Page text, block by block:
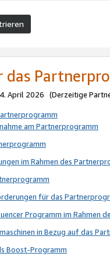
das
April 2026 (Derzeitige
am Partnerprogramm
im Rahmen des
für das
Programm im Rahmen
in Bezug auf das
Boost-Programm